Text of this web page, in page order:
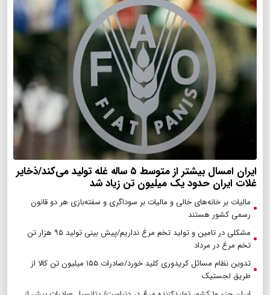
ایران امسال بیشتر از متوسط ۵ ساله غله تولید می‌کند/ذخایر
غلات ایران حدود یک میلیون تن زیاد شد
مالیات بر خانه‌های خالی و مالیات بر سوداگری و سفته‌بازی هر دو قانون
رسمی کشور هستند
مشکلی در تامین و تولید تخم مرغ نداریم/پیش بینی تولید ۹۵ هزار تن
تخم مرغ در مرداد
تدوین نظام مسائل کریدوری کلید خورد/صادرات ۱۵۵ میلیون تن کالا از
طریق لجستیک